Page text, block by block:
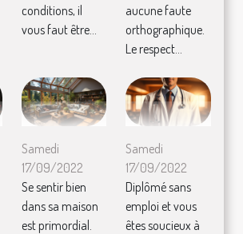
conditions, il
vous faut être...
aucune faute
orthographique.
Le respect...
Samedi
17/09/2022
Se sentir bien
dans sa maison
est primordial.
Samedi
17/09/2022
Diplômé sans
emploi et vous
êtes soucieux à